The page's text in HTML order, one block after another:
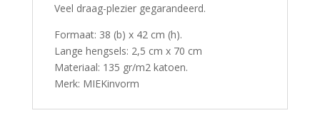
Veel draag-plezier gegarandeerd.
Formaat: 38 (b) x 42 cm (h).
Lange hengsels: 2,5 cm x 70 cm
Materiaal: 135 gr/m2 katoen.
Merk: MIEKinvorm